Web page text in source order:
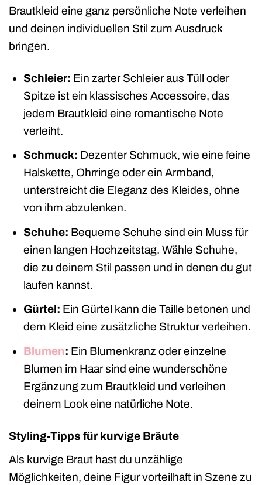
Brautkleid eine ganz persönliche Note verleihen
und deinen individuellen Stil zum Ausdruck
bringen.
Schleier: Ein zarter Schleier aus Tüll oder
Spitze ist ein klassisches Accessoire, das
jedem Brautkleid eine romantische Note
verleiht.
Schmuck: Dezenter Schmuck, wie eine feine
Halskette, Ohrringe oder ein Armband,
unterstreicht die Eleganz des Kleides, ohne
von ihm abzulenken.
Schuhe: Bequeme Schuhe sind ein Muss für
einen langen Hochzeitstag. Wähle Schuhe,
die zu deinem Stil passen und in denen du gut
laufen kannst.
Gürtel: Ein Gürtel kann die Taille betonen und
dem Kleid eine zusätzliche Struktur verleihen.
Blumen: Ein Blumenkranz oder einzelne
Blumen im Haar sind eine wunderschöne
Ergänzung zum Brautkleid und verleihen
deinem Look eine natürliche Note.
Styling-Tipps für kurvige Bräute
Als kurvige Braut hast du unzählige
Möglichkeiten, deine Figur vorteilhaft in Szene zu